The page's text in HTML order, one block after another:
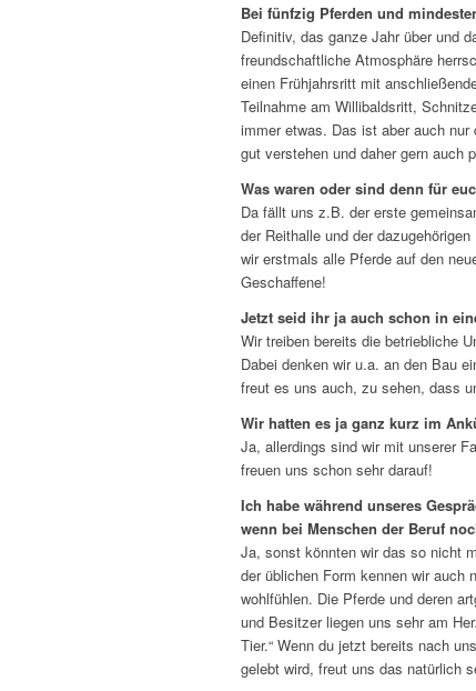
Bei fünfzig Pferden und
Definitiv, das ganze Jahr über und
freundschaftliche Atmosphäre
einen Frühjahrsritt mit
Teilnahme am Willibaldsritt,
immer etwas. Das ist aber auch
gut verstehen und daher gern auch
Was waren oder sind denn für
Da fällt uns z.B. der erste
der Reithalle und der
wir erstmals alle Pferde auf den
Geschaffene!
Jetzt seid ihr ja auch schon in
Wir treiben bereits die betriebliche
Dabei denken wir u.a. an den Bau
freut es uns auch, zu sehen, dass
Wir hatten es ja ganz kurz im
Ja, allerdings sind wir mit unserer
freuen uns schon sehr darauf!
Ich habe während unseres
wenn bei Menschen der Beruf
Ja, sonst könnten wir das so nicht
der üblichen Form kennen wir
wohlfühlen. Die Pferde und deren
und Besitzer liegen uns sehr am
Tier.“ Wenn du jetzt bereits nach
gelebt wird, freut uns das natürlich